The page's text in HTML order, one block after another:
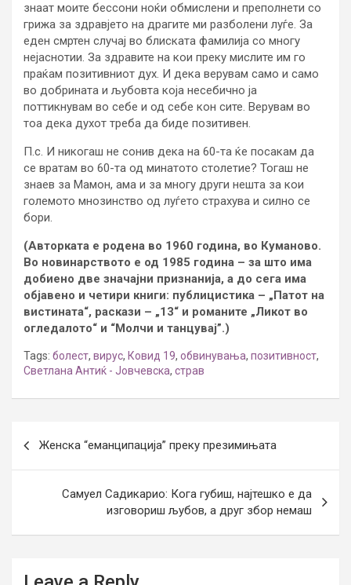
знаат моите бессони ноќи обмислени и преполнети со
грижа за здравјето на драгите ми разболени луѓе. За
еден смртен случај во блиската фамилија со многу
нејаснотии. За здравите на кои преку мислите им го
праќам позитивниот дух. И дека верувам само и само
во добрината и љубовта која несебично ја
поттикнувам во себе и од себе кон сите. Верувам во
тоа дека духот треба да биде позитивен.
П.с. И никогаш не сонив дека на 60-та ќе посакам да
се вратам во 60-та од минатото столетие? Тогаш не
знаев за Мамон, ама и за многу други нешта за кои
големото мнозинство од луѓето страхува и силно се
бори.
(Авторката е родена во 1960 година, во Куманово.
Во новинарството е од 1985 година – за што има
добиено две значајни признанија, а до сега има
објавено и четири книги: публицистика – „Патот на
вистината“, раскази – „13“ и романите „Ликот во
огледалото“ и “Молчи и танцувај”.)
Tags: болест, вирус, Ковид 19, обвинувања, позитивност,
Светлана Антиќ - Јовчевска, страв
Женска “еманципација” преку презимињата
Самуел Садикарио: Кога губиш, најтешко е да
изговориш љубов, а друг збор немаш